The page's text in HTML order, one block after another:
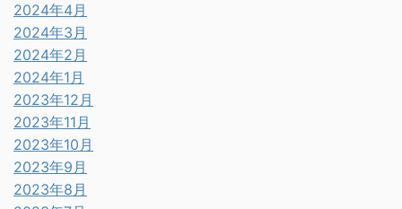
2024年4月
2024年3月
2024年2月
2024年1月
2023年12月
2023年11月
2023年10月
2023年9月
2023年8月